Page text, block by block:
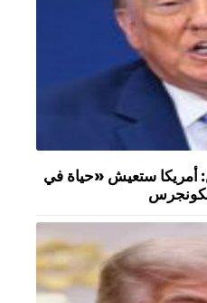
أمريكا ستعيش «حياة في